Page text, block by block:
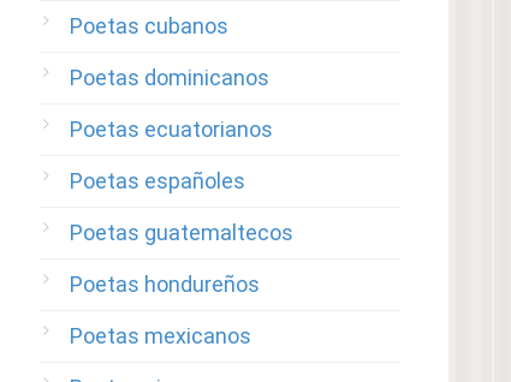
Poetas cubanos
Poetas dominicanos
Poetas ecuatorianos
Poetas españoles
Poetas guatemaltecos
Poetas hondureños
Poetas mexicanos